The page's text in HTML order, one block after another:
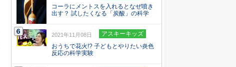
コーラにメントスを入れるとなぜ噴き
出す？ 試したくなる「炭酸」の科学
2021年11月08日
アスキーキッズ
おうちで花火!? 子どもとやりたい炎色
反応の科学実験